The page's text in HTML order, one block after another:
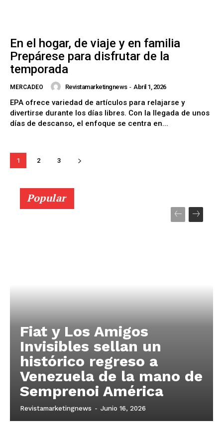
En el hogar, de viaje y en familia
Prepárese para disfrutar de la
temporada
MERCADEO Revistamarketingnews - Abril 1, 2026
EPA ofrece variedad de artículos para relajarse y
divertirse durante los días libres. Con la llegada de unos
días de descanso, el enfoque se centra en...
1 2 3
Popular
Fiat y Los Amigos
Invisibles sellan un
histórico regreso a
Venezuela de la mano de
Semprenoi América
Revistamarketingnews - Junio 16, 2026